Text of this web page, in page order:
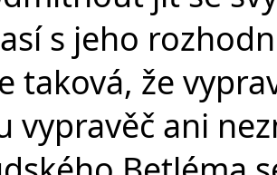
s jeho
taková, že
vypravěč ani